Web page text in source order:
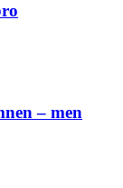
– men